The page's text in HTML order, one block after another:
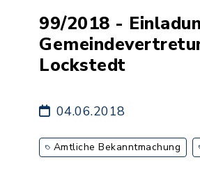
99/2018 -
Lockstedt
04.06.2018
Amtliche Bekanntmachung